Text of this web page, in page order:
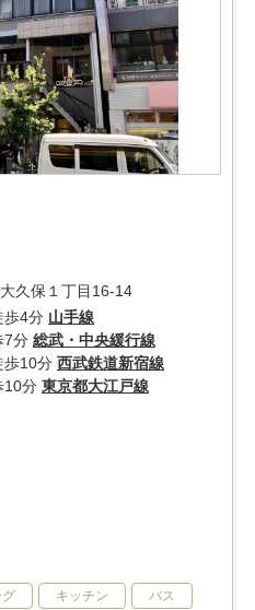
大久保１丁目16-14
歩4分 山手線
7分 総武・中央緩行線
歩10分 西武鉄道新宿線
10分 東京都大江戸線
グ キッチン バス